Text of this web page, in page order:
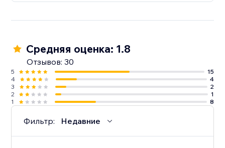
Средняя оценка: 1.8
Отзывов: 30
5
15
4
4
3
2
2
1
1
8
Фильтр: Недавние